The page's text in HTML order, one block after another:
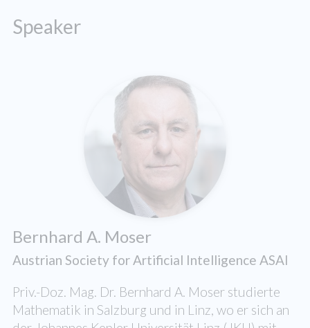
Speaker
Bernhard A. Moser
Austrian Society for Artificial Intelligence ASAI
Priv.-Doz. Mag. Dr. Bernhard A. Moser studierte
Mathematik in Salzburg und in Linz, wo er sich an